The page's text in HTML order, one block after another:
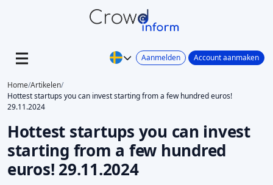
Aanmelden Account aanmaken
Home/Artikelen/
Hottest startups you can invest starting from a few hundred euros!
29.11.2024
Hottest startups you can invest
starting from a few hundred
euros! 29.11.2024